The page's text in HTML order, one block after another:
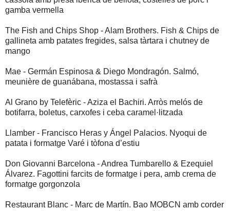
gamba vermella
The Fish and Chips Shop - Alam Brothers. Fish & Chips de
gallineta amb patates fregides, salsa tàrtara i chutney de
mango
Mae - Germán Espinosa & Diego Mondragón. Salmó,
meunière de guanábana, mostassa i safrà
Al Grano by Telefèric - Aziza el Bachiri. Arròs melós de
botifarra, boletus, carxofes i ceba caramel·litzada
Llamber - Francisco Heras y Ángel Palacios. Nyoqui de
patata i formatge Varé i tòfona d’estiu
Don Giovanni Barcelona - Andrea Tumbarello & Ezequiel
Álvarez. Fagottini farcits de formatge i pera, amb crema de
formatge gorgonzola
Restaurant Blanc - Marc de Martín. Bao MOBCN amb corder